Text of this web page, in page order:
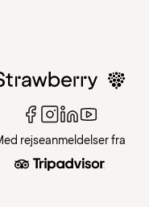
rejseanmeldelser fra